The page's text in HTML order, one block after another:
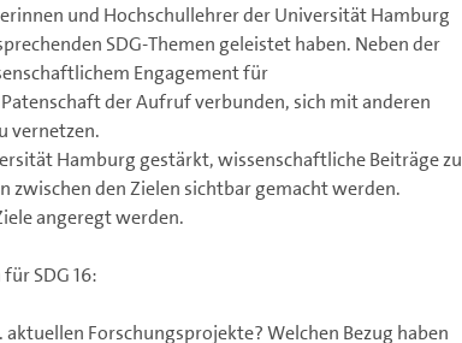
und Hochschullehrer der Universität Hamburg
SDG-Themen geleistet haben. Neben der
Engagement für
der Aufruf verbunden, sich mit anderen
vernetzen.
Hamburg gestärkt, wissenschaftliche Beiträge zu
zwischen den Zielen sichtbar gemacht werden.
angeregt werden.
SDG 16:
Forschungsprojekte? Welchen Bezug haben